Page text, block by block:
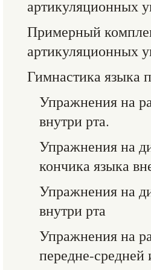
артикуляционных
Примерный
артикуляционных
Гимнастика языка
Упражнения на
внутри рта.
Упражнения на
кончика языка
Упражнения на
внутри рта
Упражнения на
передне-средней